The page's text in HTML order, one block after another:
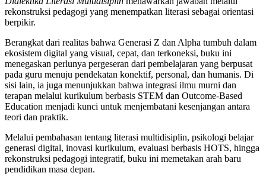
rekonstruksi pedagogi yang menempatkan literasi sebagai orientasi
berpikir.
Berangkat dari realitas bahwa Generasi Z dan Alpha tumbuh dalam
ekosistem digital yang visual, cepat, dan terkoneksi, buku ini
menegaskan perlunya pergeseran dari pembelajaran yang berpusat
pada guru menuju pendekatan konektif, personal, dan humanis. Di
sisi lain, ia juga menunjukkan bahwa integrasi ilmu murni dan
terapan melalui kurikulum berbasis STEM dan Outcome-Based
Education menjadi kunci untuk menjembatani kesenjangan antara
teori dan praktik.
Melalui pembahasan tentang literasi multidisiplin, psikologi belajar
generasi digital, inovasi kurikulum, evaluasi berbasis HOTS, hingga
rekonstruksi pedagogi integratif, buku ini memetakan arah baru
pendidikan masa depan.